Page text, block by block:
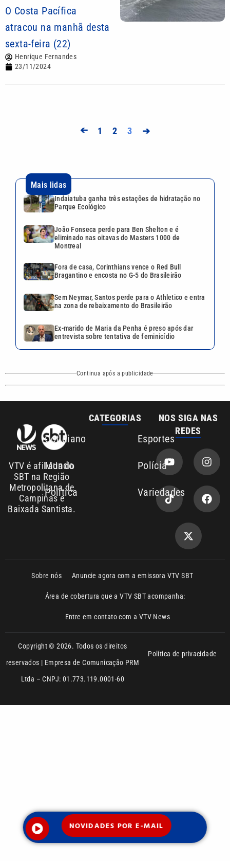
NOVIDADES POR E-MAIL
O Costa Pacífica
atracou na manhã desta
sexta-feira (22)
Henrique Fernandes
23/11/2024
➔ 1 2 3 ➔
Mais lidas
Indaiatuba ganha três estações de hidratação no
Parque Ecológico
João Fonseca perde para Ben Shelton e é
eliminado nas oitavas do Masters 1000 de
Montreal
Fora de casa, Corinthians vence o Red Bull
Bragantino e encosta no G-5 do Brasileirão
Sem Neymar, Santos perde para o Athletico e entra
na zona de rebaixamento do Brasileirão
Ex-marido de Maria da Penha é preso após dar
entrevista sobre tentativa de feminicídio
Continua após a publicidade
VTV é afiliada do
SBT na Região
Metropolitana de
Campinas e
Baixada Santista.
CATEGORIAS
Cotidiano Esportes
Mundo Polícia
Política Variedades
NOS SIGA NAS
REDES
Sobre nós Anuncie agora com a emissora VTV SBT
Área de cobertura que a VTV SBT acompanha:
Entre em contato com a VTV News
Copyright © 2026. Todos os direitos
reservados | Empresa de Comunicação PRM
Ltda – CNPJ: 01.773.119.0001-60
Política de privacidade